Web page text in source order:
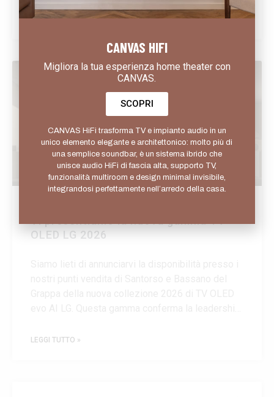
possibile (o desiderabile) appendere lo schermo:
LEGGI TUTTO »
OLED LG 2026
composta dalle serie dalla W6,
LEGGI TUTTO »
CANVAS HIFI
Migliora la tua esperienza home theater con
CANVAS.
SCOPRI
CANVAS HiFi trasforma TV e impianto audio in un
unico elemento elegante e architettonico: molto più di
una semplice soundbar, è un sistema ibrido che
unisce audio HiFi di fascia alta, supporto TV,
funzionalità multiroom e design minimal invisibile,
integrandosi perfettamente nell’arredo della casa.